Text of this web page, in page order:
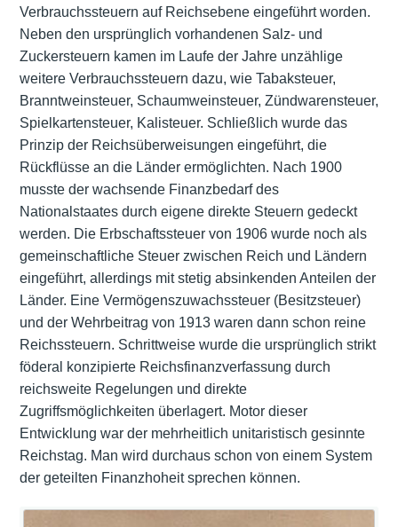
Verbrauchssteuern auf Reichsebene eingeführt worden.
Neben den ursprünglich vorhandenen Salz- und
Zuckersteuern kamen im Laufe der Jahre unzählige
weitere Verbrauchssteuern dazu, wie Tabaksteuer,
Branntweinsteuer, Schaumweinsteuer, Zündwarensteuer,
Spielkartensteuer, Kalisteuer. Schließlich wurde das
Prinzip der Reichsüberweisungen eingeführt, die
Rückflüsse an die Länder ermöglichten. Nach 1900
musste der wachsende Finanzbedarf des
Nationalstaates durch eigene direkte Steuern gedeckt
werden. Die Erbschaftssteuer von 1906 wurde noch als
gemeinschaftliche Steuer zwischen Reich und Ländern
eingeführt, allerdings mit stetig absinkenden Anteilen der
Länder. Eine Vermögenszuwachssteuer (Besitzsteuer)
und der Wehrbeitrag von 1913 waren dann schon reine
Reichssteuern. Schrittweise wurde die ursprünglich strikt
föderal konzipierte Reichsfinanzverfassung durch
reichsweite Regelungen und direkte
Zugriffsmöglichkeiten überlagert. Motor dieser
Entwicklung war der mehrheitlich unitaristisch gesinnte
Reichstag. Man wird durchaus schon von einem System
der geteilten Finanzhoheit sprechen können.